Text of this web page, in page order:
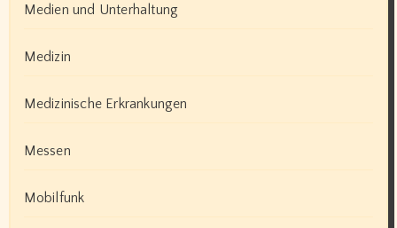
Medien und Unterhaltung
Medizin
Medizinische Erkrankungen
Messen
Mobilfunk